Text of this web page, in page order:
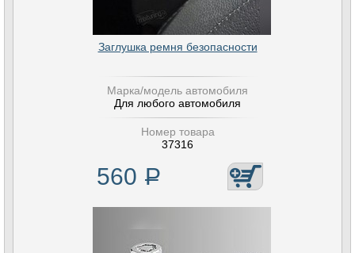
Заглушка ремня безопасности
Марка/модель автомобиля
Для любого автомобиля
Номер товара
37316
560 Р